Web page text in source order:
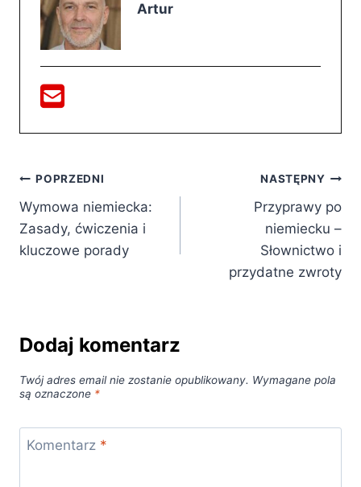
Artur
Nawigacja
wpisu
POPRZEDNI
Wymowa niemiecka:
Zasady, ćwiczenia i
kluczowe porady
NASTĘPNY
Przyprawy po
niemiecku –
Słownictwo i
przydatne zwroty
Dodaj komentarz
Twój adres email nie zostanie opublikowany. Wymagane pola
są oznaczone *
Komentarz *